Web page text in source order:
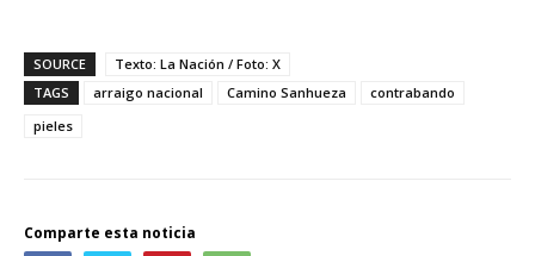
SOURCE
Texto: La Nación / Foto: X
TAGS
arraigo nacional Camino Sanhueza
contrabando
pieles
Comparte esta noticia